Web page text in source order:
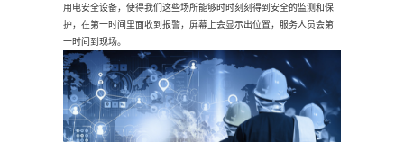
用电安全设备，使得我们这些场所能够时时刻刻得到安全的监测和保
护，在第一时间里面收到报警，屏幕上会显示出位置，服务人员会第
一时间到现场。